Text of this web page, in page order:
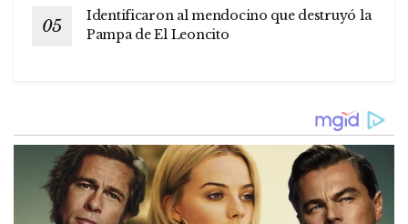
Identificaron al mendocino que destruyó la
Pampa de El Leoncito